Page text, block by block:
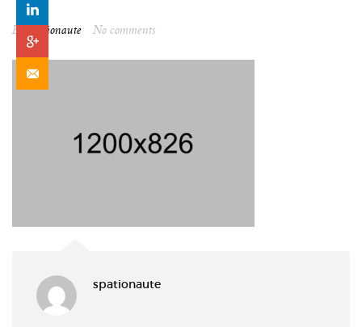
By spationaute No comments
spationaute